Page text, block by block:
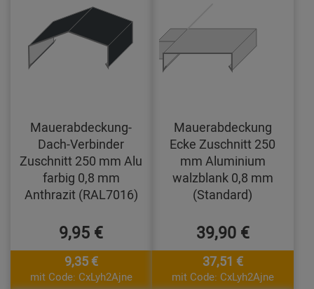
Mauerabdeckung-
Dach-Verbinder
Zuschnitt 250 mm Alu
farbig 0,8 mm
Anthrazit (RAL7016)
9,95 €
9,35 €
mit Code: CxLyh2Ajne
Mauerabdeckung
Ecke Zuschnitt 250
mm Aluminium
walzblank 0,8 mm
(Standard)
39,90 €
37,51 €
mit Code: CxLyh2Ajne